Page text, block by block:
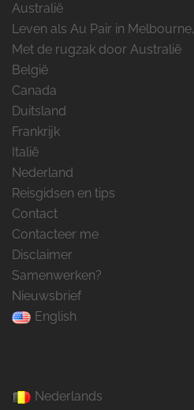
Australië
Leven als Au Pair in
Met de rugzak door Australië
België
Canada
Duitsland
Frankrijk
Italië
Nederland
Reisgidsen en tips
Contact
Contacteer me
Disclaimer
Samenwerken?
Nieuwsbrief
English
Nederlands